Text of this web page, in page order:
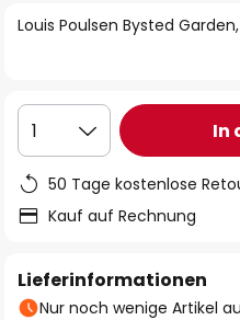
Louis Poulsen Bysted
1 In
50 Tage kostenlose
Kauf auf Rechnung
Lieferinformationen
Nur noch wenige Artikel